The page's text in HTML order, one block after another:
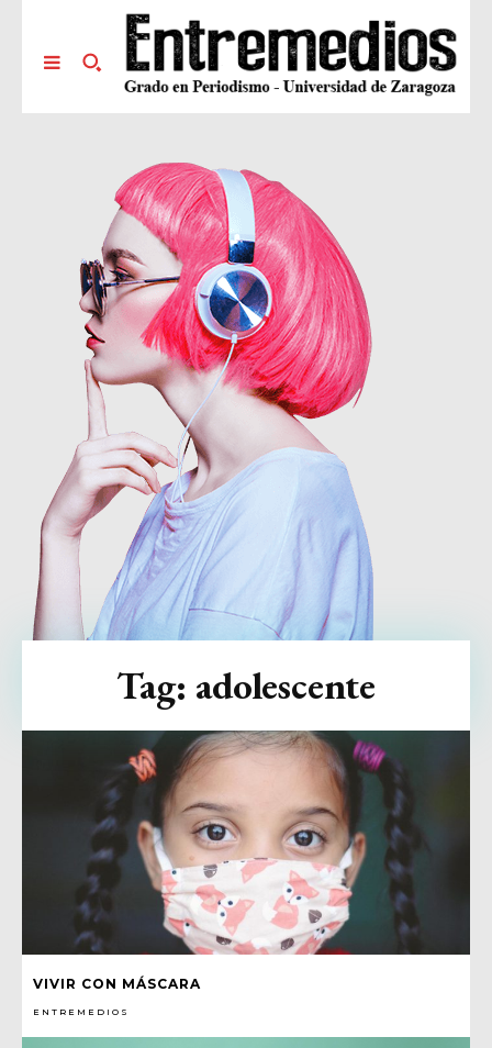
VIVIR CON MÁSCARA
ENTREMEDIOS
Tag: adolescente